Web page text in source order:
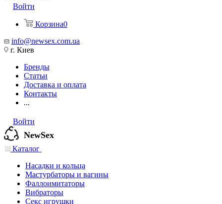
Войти
Корзина0
info@newsex.com.ua
г. Киев
Бренды
Статьи
Доставка и оплата
Контакты
...
Войти
NewSex
Каталог
Насадки и кольца
Мастурбаторы и вагины
Фаллоимитаторы
Вибраторы
Секс игрушки